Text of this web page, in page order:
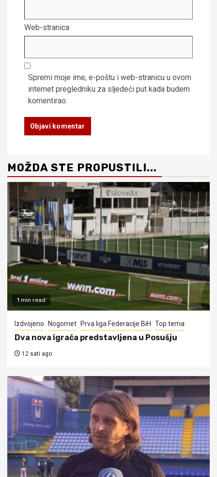
Web-stranica
Spremi moje ime, e-poštu i web-stranicu u ovom
internet pregledniku za sljedeći put kada budem
komentirao.
MOŽDA STE PROPUSTILI...
1 min read
Izdvojeno Nogomet Prva liga Federacije BiH Top tema
Dva nova igrača predstavljena u Posušju
12 sati ago